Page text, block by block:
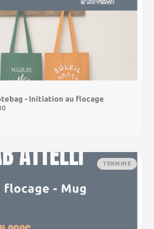
- Initiation au flocage
TERMINE